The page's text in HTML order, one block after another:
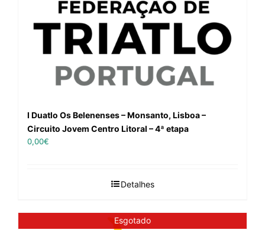
I Duatlo Os Belenenses – Monsanto, Lisboa –
Circuito Jovem Centro Litoral – 4ª etapa
0,00€
Detalhes
Esgotado